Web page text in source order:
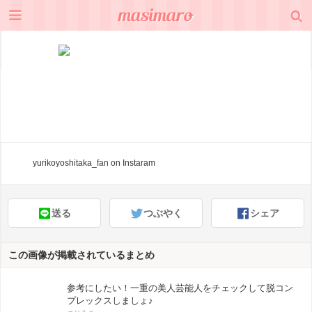
yurikoyoshitaka_fan on Instaram
送る つぶやく シェア
この画像が掲載されているまとめ
参考にしたい！一重の美人芸能人をチェックして脱コン
プレックスしましょ♪